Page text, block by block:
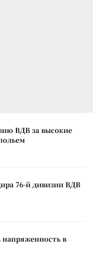
ВДВ за высокие
76-й дивизии ВДВ
напряженность в